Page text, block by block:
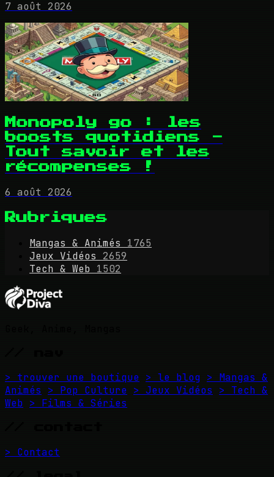
7 août 2026
Monopoly go : les
boosts quotidiens -
Tout savoir et les
récompenses !
6 août 2026
Rubriques
Mangas & Animés
1765
Jeux Vidéos
2659
Tech & Web 1502
> trouver une boutique > le blog > Mangas &
Animés
> Pop Culture > Jeux Vidéos
> Tech &
Web > Films & Séries
> Contact